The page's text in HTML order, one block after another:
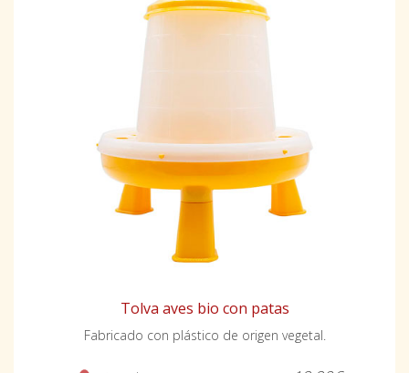
Tolva aves bio con patas
Fabricado con plástico de origen vegetal.